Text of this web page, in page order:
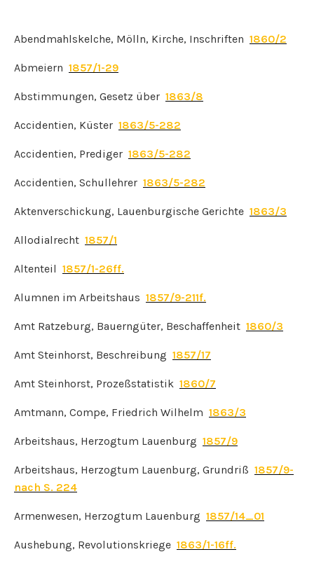
Abendmahlskelche, Mölln, Kirche, Inschriften 1860/2
Abmeiern 1857/1-29
Abstimmungen, Gesetz über 1863/8
Accidentien, Küster 1863/5-282
Accidentien, Prediger 1863/5-282
Accidentien, Schullehrer 1863/5-282
Aktenverschickung, Lauenburgische Gerichte 1863/3
Allodialrecht 1857/1
Altenteil 1857/1-26ff.
Alumnen im Arbeitshaus 1857/9-211f.
Amt Ratzeburg, Bauerngüter, Beschaffenheit 1860/3
Amt Steinhorst, Beschreibung 1857/17
Amt Steinhorst, Prozeßstatistik 1860/7
Amtmann, Compe, Friedrich Wilhelm 1863/3
Arbeitshaus, Herzogtum Lauenburg 1857/9
Arbeitshaus, Herzogtum Lauenburg, Grundriß 1857/9-
nach S. 224
Armenwesen, Herzogtum Lauenburg 1857/14_01
Aushebung, Revolutionskriege 1863/1-16ff.